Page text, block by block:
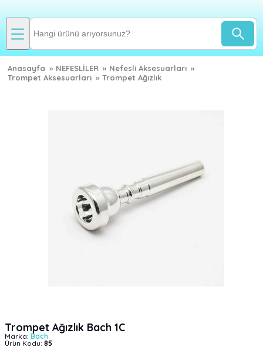
Anasayfa » NEFESLİLER » Nefesli Aksesuarları »
Trompet Aksesuarları » Trompet Ağızlık
Trompet Ağızlık Bach 1C
Marka: Bach
Ürün Kodu: 85